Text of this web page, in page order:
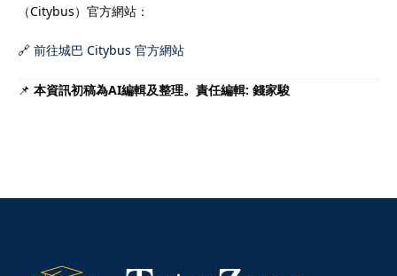
（Citybus）官方網站：
🔗 前往城巴 Citybus 官方網站
📌 本資訊初稿為AI編輯及整理。責任編輯: 錢家駿